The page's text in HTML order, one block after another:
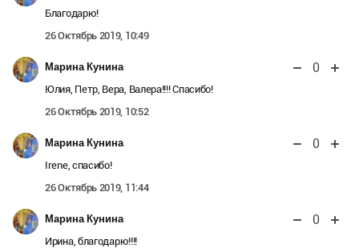
Благодарю!
26 Октябрь 2019, 10:49
Марина Кунина 0
Юлия, Петр, Вера, Валера!!!! Спасибо!
26 Октябрь 2019, 10:52
Марина Кунина 0
Irene, спасибо!
26 Октябрь 2019, 11:44
Марина Кунина 0
Ирина, благодарю!!!!